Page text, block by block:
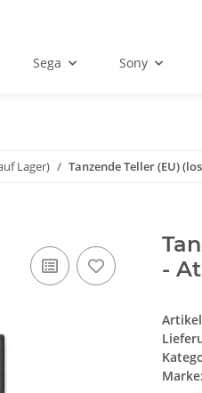
Sega Sony
Lager) Tanzende Teller (EU)
-
Marke: